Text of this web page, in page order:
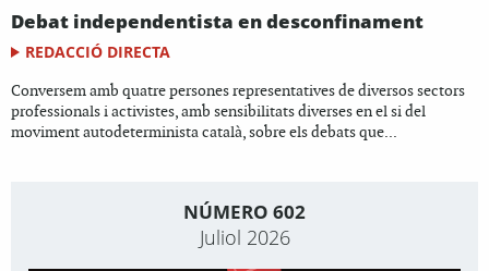
Debat independentista en desconfinament
REDACCIÓ DIRECTA
Conversem amb quatre persones representatives de diversos sectors
professionals i activistes, amb sensibilitats diverses en el si del
moviment autodeterminista català, sobre els debats que...
NÚMERO 602
Juliol 2026